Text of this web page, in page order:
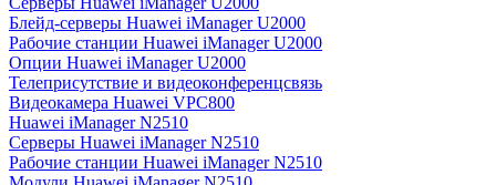
Блейд-серверы Huawei iManager U2000
Рабочие станции Huawei iManager U2000
Опции Huawei iManager U2000
Телеприсутствие и видеоконференцсвязь
Видеокамера Huawei VPC800
Huawei iManager N2510
Серверы Huawei iManager N2510
Рабочие станции Huawei iManager N2510